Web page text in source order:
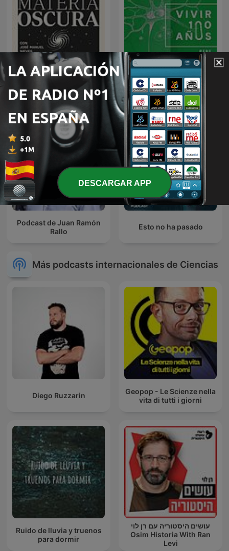
Materia Oscura Vivir 100 años
Podcast de Juan Ramón
Rallo
Esto no ha pasado
Más podcasts internacionales de Ciencias
Diego Ruzzarin
Geopop - Le Scienze nella
vita di tutti i giorni
Ruido de lluvia y truenos
para dormir
עושים היסטוריה עם רן לוי
Osim Historia With Ran
Levi
DESCARGAR APP